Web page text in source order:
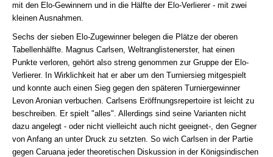
mit den Elo-Gewinnern und in die Hälfte der Elo-Verlierer - mit zwei
kleinen Ausnahmen.
Sechs der sieben Elo-Zugewinner belegen die Plätze der oberen
Tabellenhälfte. Magnus Carlsen, Weltranglistenerster, hat einen
Punkte verloren, gehört also streng genommen zur Gruppe der Elo-
Verlierer. In Wirklichkeit hat er aber um den Turniersieg mitgespielt
und konnte auch einen Sieg gegen den späteren Turniergewinner
Levon Aronian verbuchen. Carlsens Eröffnungsrepertoire ist leicht zu
beschreiben. Er spielt "alles". Allerdings sind seine Varianten nicht
dazu angelegt - oder nicht vielleicht auch nicht geeignet-, den Gegner
von Anfang an unter Druck zu setzten. So wich Carlsen in der Partie
gegen Caruana jeder theoretischen Diskussion in der Königsindischen